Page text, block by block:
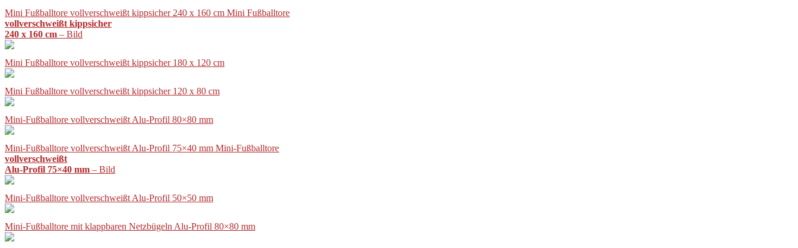
Mini Fußballtore vollverschweißt kippsicher 240 x 160 cm Mini Fußballtore
vollverschweißt kippsicher
240 x 160 cm – Bild
Mini Fußballtore vollverschweißt kippsicher 180 x 120 cm
Mini Fußballtore vollverschweißt kippsicher 120 x 80 cm
Mini-Fußballtore vollverschweißt Alu-Profil 80×80 mm
Mini-Fußballtore vollverschweißt Alu-Profil 75×40 mm Mini-Fußballtore
vollverschweißt
Alu-Profil 75×40 mm – Bild
Mini-Fußballtore vollverschweißt Alu-Profil 50×50 mm
Mini-Fußballtore mit klappbaren Netzbügeln Alu-Profil 80×80 mm